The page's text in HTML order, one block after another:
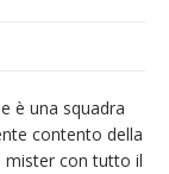
è una squadra
contento della
mister con tutto il